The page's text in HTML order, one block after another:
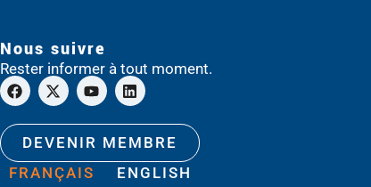
Nous suivre
Rester informer à tout moment.
DEVENIR MEMBRE
FRANÇAIS
ENGLISH